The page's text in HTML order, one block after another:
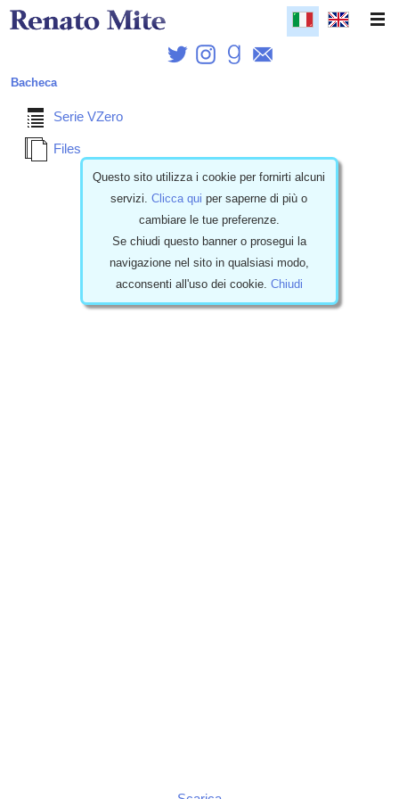
Bacheca
Serie VZero
Files
19/08/2024 - Italiano
Estratto Racconto V-Zero #5
Questo sito utilizza i cookie per fornirti alcuni
servizi.Clicca qui per saperne di più o
cambiare le tue preferenze.
Se chiudi questo banner o prosegui la
navigazione nel sito in qualsiasi modo,
acconsenti all'uso dei cookie. Chiudi